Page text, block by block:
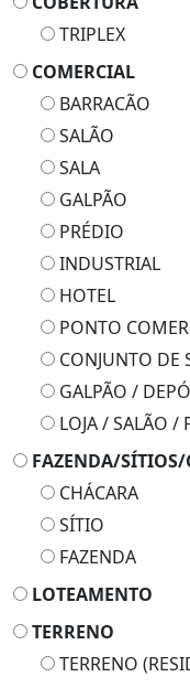
TRIPLEX
COMERCIAL
BARRACÃO
SALÃO
SALA
GALPÃO
PRÉDIO
INDUSTRIAL
HOTEL
PONTO
CONJUNTO DE
GALPÃO /
LOJA / SALÃO /
FAZENDA/SÍTIOS/
CHÁCARA
SÍTIO
FAZENDA
LOTEAMENTO
TERRENO
TERRENO